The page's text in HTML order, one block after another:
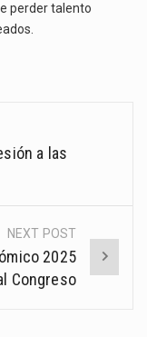
perder talento
a las
NEXT POST
2025
Congreso